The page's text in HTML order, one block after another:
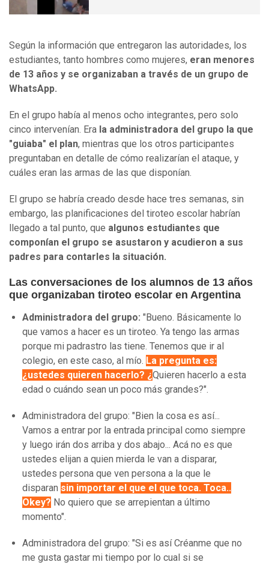
Según la información que entregaron las autoridades, los
estudiantes, tanto hombres como mujeres, eran menores
de 13 años y se organizaban a través de un grupo de
WhatsApp.
En el grupo había al menos ocho integrantes, pero solo
cinco intervenían. Era la administradora del grupo la que
"guiaba" el plan, mientras que los otros participantes
preguntaban en detalle de cómo realizarían el ataque, y
cuáles eran las armas de las que disponían.
El grupo se habría creado desde hace tres semanas, sin
embargo, las planificaciones del tiroteo escolar habrían
llegado a tal punto, que algunos estudiantes que
componían el grupo se asustaron y acudieron a sus
padres para contarles la situación.
Las conversaciones de los alumnos de 13 años
que organizaban tiroteo escolar en Argentina
Administradora del grupo: "Bueno. Básicamente lo
que vamos a hacer es un tiroteo. Ya tengo las armas
porque mi padrastro las tiene. Tenemos que ir al
colegio, en este caso, al mío. La pregunta es:
¿ustedes quieren hacerlo? ¿Quieren hacerlo a esta
edad o cuándo sean un poco más grandes?".
Administradora del grupo: "Bien la cosa es así...
Vamos a entrar por la entrada principal como siempre
y luego irán dos arriba y dos abajo... Acá no es que
ustedes elijan a quien mierda le van a disparar,
ustedes persona que ven persona a la que le
disparan sin importar el que el que toca. Toca..
Okey? No quiero que se arrepientan a último
momento".
Administradora del grupo: "Si es así Créanme que no
me gusta gastar mi tiempo por lo cual si se